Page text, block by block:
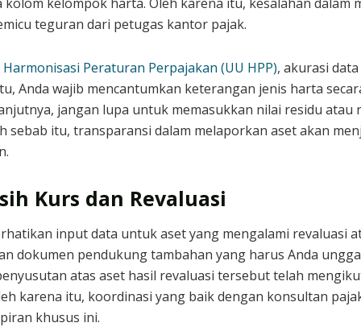
teguran dari petugas kantor pajak.
Peraturan Perpajakan (UU HPP), akurasi
Anda wajib mencantumkan keterangan jenis harta
jangan lupa untuk memasukkan nilai residu atau
sebab itu, transparansi dalam melaporkan aset akan
Kurs dan Revaluasi
input data untuk aset yang mengalami revaluasi
dokumen pendukung tambahan yang harus Anda
atas aset hasil revaluasi tersebut telah
karena itu, koordinasi yang baik dengan konsultan
khusus ini.